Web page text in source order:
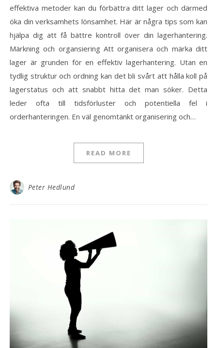
effektiva metoder kan du förbättra ditt lager och därmed
öka din verksamhets lönsamhet. Här är några tips som kan
hjälpa dig att få bättre kontroll över din lagerhantering.
Märkning och organsiering Att organisera och märka ditt
lager är grunden för en effektiv lagerhantering. Utan en
tydlig struktur och ordning kan det bli svårt att hålla koll på
lagerstatus och att snabbt hitta det man söker. Detta
leder ofta till tidsförluster och potentiella fel i
orderhanteringen. En väl genomtänkt organisering och…
READ MORE
Peter Hedlund